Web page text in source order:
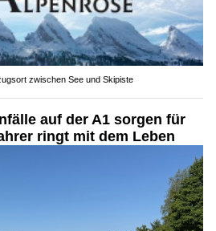
zwischen See und Skipiste
auf der A1 sorgen für
ringt mit dem Leben